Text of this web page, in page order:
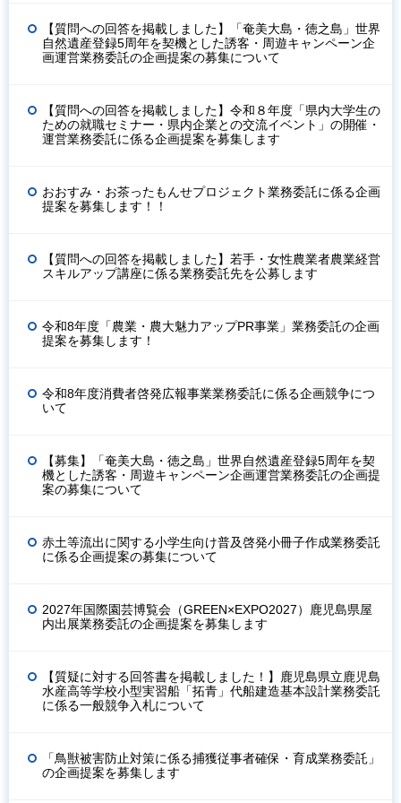
【質問への回答を掲載しました】「奄美大島・徳之島」世界
自然遺産登録5周年を契機とした誘客・周遊キャンペーン企
画運営業務委託の企画提案の募集について
【質問への回答を掲載しました】令和８年度「県内大学生の
ための就職セミナー・県内企業との交流イベント」の開催・
運営業務委託に係る企画提案を募集します
おおすみ・お茶ったもんせプロジェクト業務委託に係る企画
提案を募集します！！
【質問への回答を掲載しました】若手・女性農業者農業経営
スキルアップ講座に係る業務委託先を公募します
令和8年度「農業・農大魅力アップPR事業」業務委託の企画
提案を募集します！
令和8年度消費者啓発広報事業業務委託に係る企画競争につ
いて
【募集】「奄美大島・徳之島」世界自然遺産登録5周年を契
機とした誘客・周遊キャンペーン企画運営業務委託の企画提
案の募集について
赤土等流出に関する小学生向け普及啓発小冊子作成業務委託
に係る企画提案の募集について
2027年国際園芸博覧会（GREEN×EXPO2027）鹿児島県屋
内出展業務委託の企画提案を募集します
【質疑に対する回答書を掲載しました！】鹿児島県立鹿児島
水産高等学校小型実習船「拓青」代船建造基本設計業務委託
に係る一般競争入札について
「鳥獣被害防止対策に係る捕獲従事者確保・育成業務委託」
の企画提案を募集します